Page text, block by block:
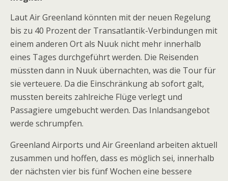
Laut Air Greenland könnten mit der neuen Regelung
bis zu 40 Prozent der Transatlantik-Verbindungen mit
einem anderen Ort als Nuuk nicht mehr innerhalb
eines Tages durchgeführt werden. Die Reisenden
müssten dann in Nuuk übernachten, was die Tour für
sie verteuere. Da die Einschränkung ab sofort galt,
mussten bereits zahlreiche Flüge verlegt und
Passagiere umgebucht werden. Das Inlandsangebot
werde schrumpfen.
Greenland Airports und Air Greenland arbeiten aktuell
zusammen und hoffen, dass es möglich sei, innerhalb
der nächsten vier bis fünf Wochen eine bessere